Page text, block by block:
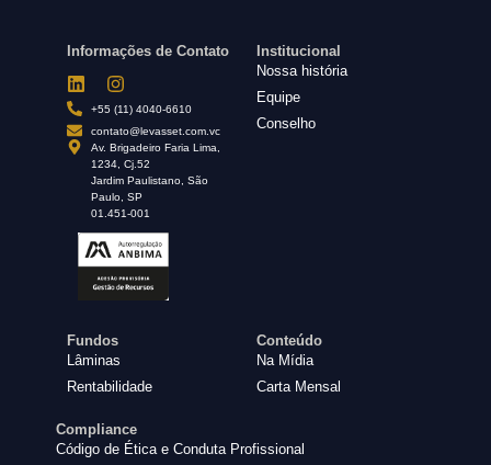
Informações de Contato
+55 (11) 4040-6610
contato@levasset.com.vc
Av. Brigadeiro Faria Lima,
1234, Cj.52
Jardim Paulistano, São
Paulo, SP
01.451-001
Institucional
Nossa história
Equipe
Conselho
Fundos
Lâminas
Rentabilidade
Conteúdo
Na Mídia
Carta Mensal
Compliance
Código de Ética e Conduta Profissional